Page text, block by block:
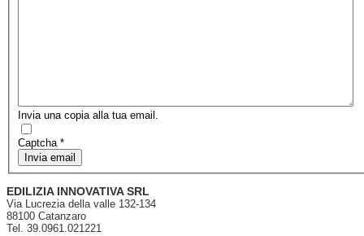
Invia una copia alla tua email.
Captcha*
Invia email
EDILIZIA INNOVATIVA SRL
Via Lucrezia della valle 132-134
88100 Catanzaro
Tel. 39.0961.021221